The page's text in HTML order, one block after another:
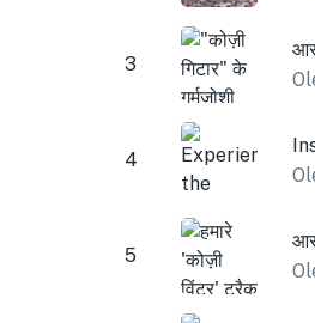
3
4
5